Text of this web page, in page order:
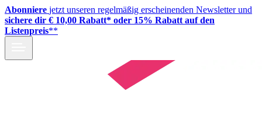
Abonniere jetzt unseren regelmäßig erscheinenden Newsletter und
sichere dir € 10,00 Rabatt* oder 15% Rabatt auf den
Listenpreis**